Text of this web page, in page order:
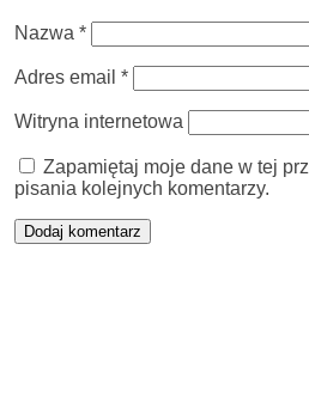
Nazwa *
Adres email *
Witryna internetowa
Zapamiętaj moje dane w tej
pisania kolejnych komentarzy.